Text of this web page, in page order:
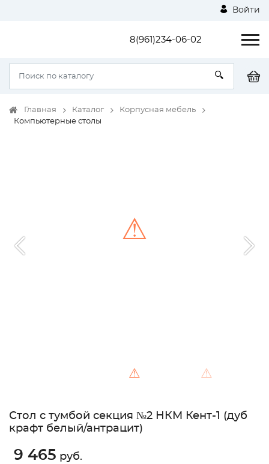
Войти
8(961)234-06-02
Главная Каталог
Корпусная мебель
Компьютерные столы
⚠ ⚠
⚠
Стол с тумбой секция №2 НКМ Кент-1 (дуб
крафт белый/антрацит)
9 465 руб.